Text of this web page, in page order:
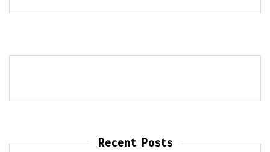
Recent Posts